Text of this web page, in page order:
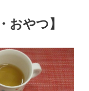
おやつ】